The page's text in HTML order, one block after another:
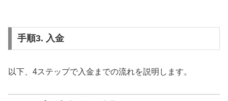
手順3. 入金
以下、4ステップで入金までの流れを説明します。